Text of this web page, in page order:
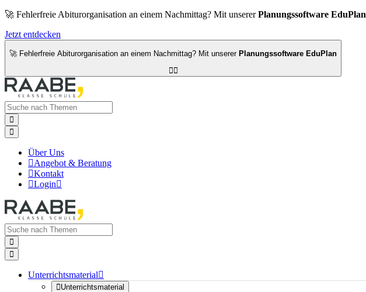
🚀 Fehlerfreie Abiturorganisation an einem Nachmittag? Mit unsererPlanungssoftware EduPlan
Jetzt entdecken
🚀 Fehlerfreie Abiturorganisation an einem Nachmittag? Mit unserer Planungssoftware EduPlan



Über Uns
Angebot & Beratung
Kontakt
Login


Unterrichtsmaterial
Unterrichtsmaterial